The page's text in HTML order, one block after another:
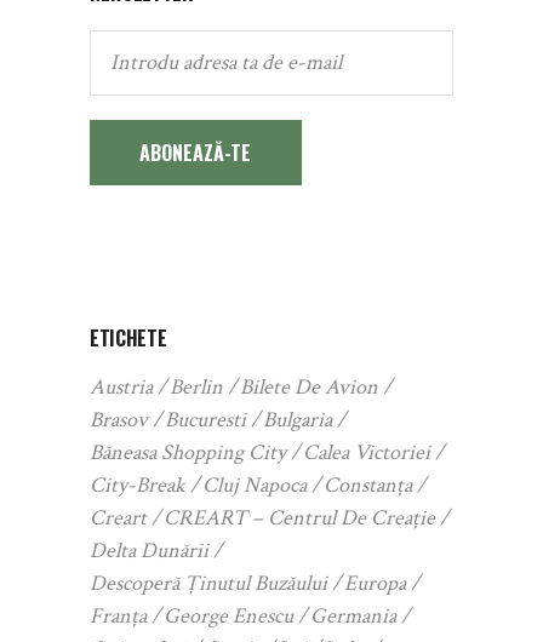
ABONEAZĂ-TE
ETICHETE
Austria Berlin
Bilete De Avion
Brasov
Bucuresti
Bulgaria
Băneasa Shopping City
Calea Victoriei
City-Break
Cluj Napoca
Constanța
Creart
CREART – Centrul De Creație
Delta Dunării
Descoperă Ținutul Buzăului
Europa
Franța
George Enescu
Germania